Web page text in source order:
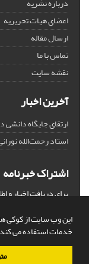
این وب سایت از کوکی ها
خدمات استفاده می
اعضای هیات تحریریه
ارسال مقاله
تماس با ما
نقشه سایت
آخرین اخبار
ارتقای جایگاه
استاد رحمت‌الله
اشتراک خبرنامه
برای دریافت اخبار